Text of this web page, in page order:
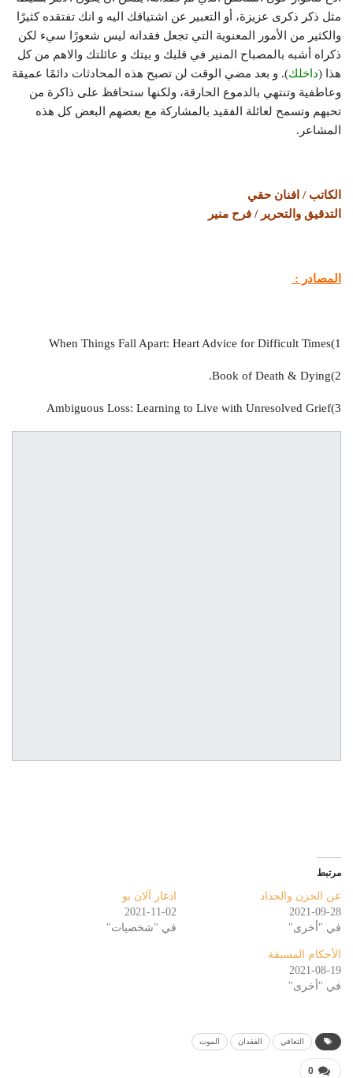
مثل ذكر ذكرى عزيزة، أو التعبير عن اشتياقك اليه و انك تفتقده كثيرًا
والكثير من الأمور المعنوية التي تجعل فقدانه ليس شعورًا سيء لكن
ذكراه أشبه بالمصباح المنير في قلبك و بيتك و عائلتك والاهم من كل
هذا (داخلك). و بعد مضي الوقت لن تصبح هذه المحادثات دائمًا عميقة
وعاطفية وتنتهي بالدموع الحارقة، ولكنها ستحافظ على ذاكرة من
تحبهم وتسمح لعائلة الفقيد بالمشاركة مع بعضهم البعض كل هذه
المشاعر.
الكاتب / افنان حقي
التدقيق والتحرير / فرح منير
المصادر :
1)When Things Fall Apart: Heart Advice for Difficult Times
2)Book of Death & Dying.
3)Ambiguous Loss: Learning to Live with Unresolved Grief
مرتبط
عن الحزن والحداد
2021-09-28
في "أخرى"
ادغار آلان بو
2021-11-02
في "شخصيات"
الأحكام المسبقة
2021-08-19
في "أخرى"
التعافي الفقدان الموت
0